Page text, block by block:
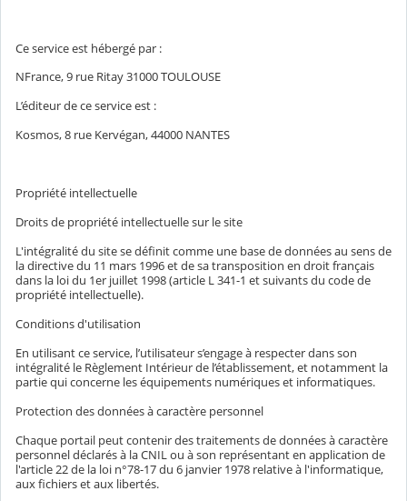
Ce service est hébergé par :
NFrance, 9 rue Ritay 31000 TOULOUSE
L’éditeur de ce service est :
Kosmos, 8 rue Kervégan, 44000 NANTES
Propriété intellectuelle
Droits de propriété intellectuelle sur le site
L'intégralité du site se définit comme une base de données au sens de
la directive du 11 mars 1996 et de sa transposition en droit français
dans la loi du 1er juillet 1998 (article L 341-1 et suivants du code de
propriété intellectuelle).
Conditions d'utilisation
En utilisant ce service, l’utilisateur s’engage à respecter dans son
intégralité le Règlement Intérieur de l’établissement, et notamment la
partie qui concerne les équipements numériques et informatiques.
Protection des données à caractère personnel
Chaque portail peut contenir des traitements de données à caractère
personnel déclarés à la CNIL ou à son représentant en application de
l'article 22 de la loi n°78-17 du 6 janvier 1978 relative à l'informatique,
aux fichiers et aux libertés.